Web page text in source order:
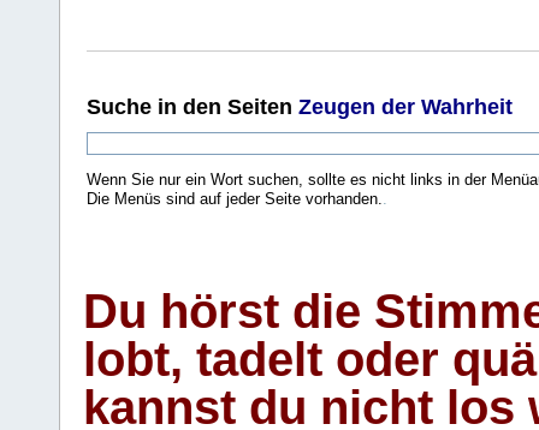
Suche in den Seiten Zeugen der Wahrheit
Wenn Sie nur ein Wort suchen, sollte es nicht links in der
Die Menüs sind auf jeder Seite vorhanden.
Du hörst die
lobt, tadelt oder
kannst du nicht los